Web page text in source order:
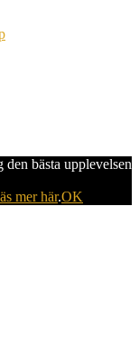
bästa upplevelsen
mer här.OK